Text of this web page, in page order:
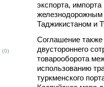
экспорта, импорта
Таджикистаном и
Соглашение также
двустороннего
товарооборота
использованию
туркменского
(0)